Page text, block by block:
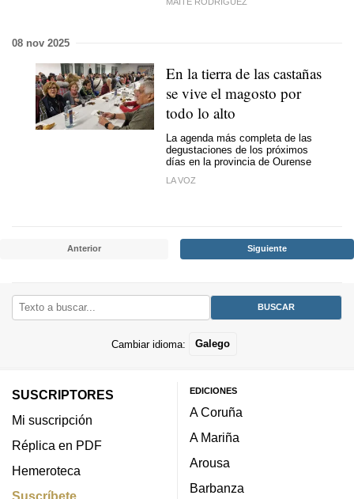
08 nov 2025
En la tierra de las castañas
se vive el magosto por
todo lo alto
La agenda más completa de las
degustaciones de los próximos
días en la provincia de Ourense
LA VOZ
Anterior Siguiente
Cambiar idioma: Galego
SUSCRIPTORES
Mi suscripción
Réplica en PDF
Hemeroteca
Suscríbete
EDICIONES
A Coruña
A Mariña
Arousa
Barbanza